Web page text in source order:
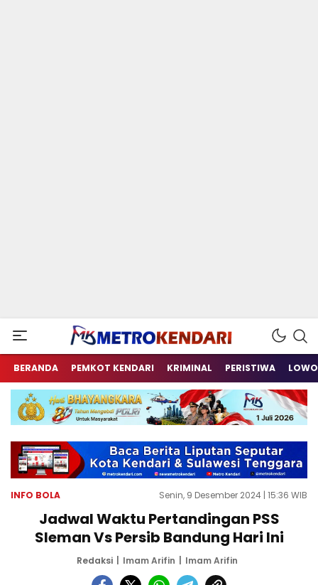
metrokendari
Berita Terkini Sulawesi Tenggara
BERANDA PEMKOT KENDARI KRIMINAL PERISTIWA
INFO BOLA Senin, 9 Desember 2024 | 15:36 WIB
Jadwal Waktu Pertandingan PSS
Sleman Vs Persib Bandung Hari Ini
Redaksi Imam Arifin Imam Arifin